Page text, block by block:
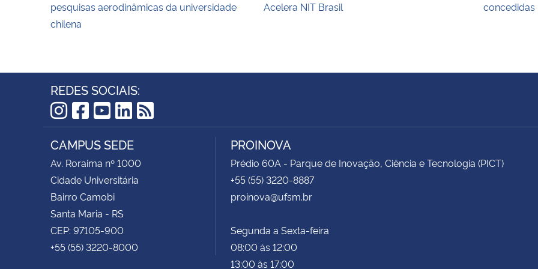
pesquisas aerodinâmicas da universidade
chilena
Acelera NIT Brasil
concedidas
REDES SOCIAIS:
Instagram
Facebook
YouTube
LinkedIn
RSS
CAMPUS SEDE
Av. Roraima nº 1000
Cidade Universitária
Bairro Camobi
Santa Maria - RS
CEP: 97105-900
+55 (55) 3220-8000
PROINOVA
Prédio 60A - Parque de Inovação, Ciência e Tecnologia (PICT)
+55 (55) 3220-8887
proinova@ufsm.br
Segunda a Sexta-feira
08:00 às 12:00
13:00 às 17:00